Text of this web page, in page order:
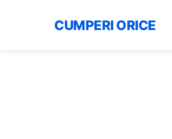
CUMPERI ORICE